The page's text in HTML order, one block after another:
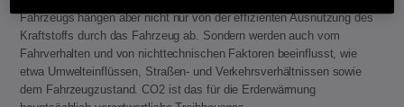
Fahrzeugs hängen aber nicht nur von der effizienten Ausnutzung des
Kraftstoffs durch das Fahrzeug ab. Sondern werden auch vom
Fahrverhalten und von nichttechnischen Faktoren beeinflusst, wie
etwa Umwelteinflüssen, Straßen- und Verkehrsverhältnissen sowie
dem Fahrzeugzustand. CO2 ist das für die Erderwärmung